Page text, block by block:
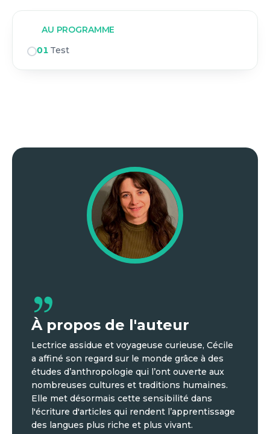
AU PROGRAMME
01 Test
À propos de l'auteur
Lectrice assidue et voyageuse curieuse, Cécile
a affiné son regard sur le monde grâce à des
études d’anthropologie qui l’ont ouverte aux
nombreuses cultures et traditions humaines.
Elle met désormais cette sensibilité dans
l'écriture d'articles qui rendent l’apprentissage
des langues plus riche et plus vivant.